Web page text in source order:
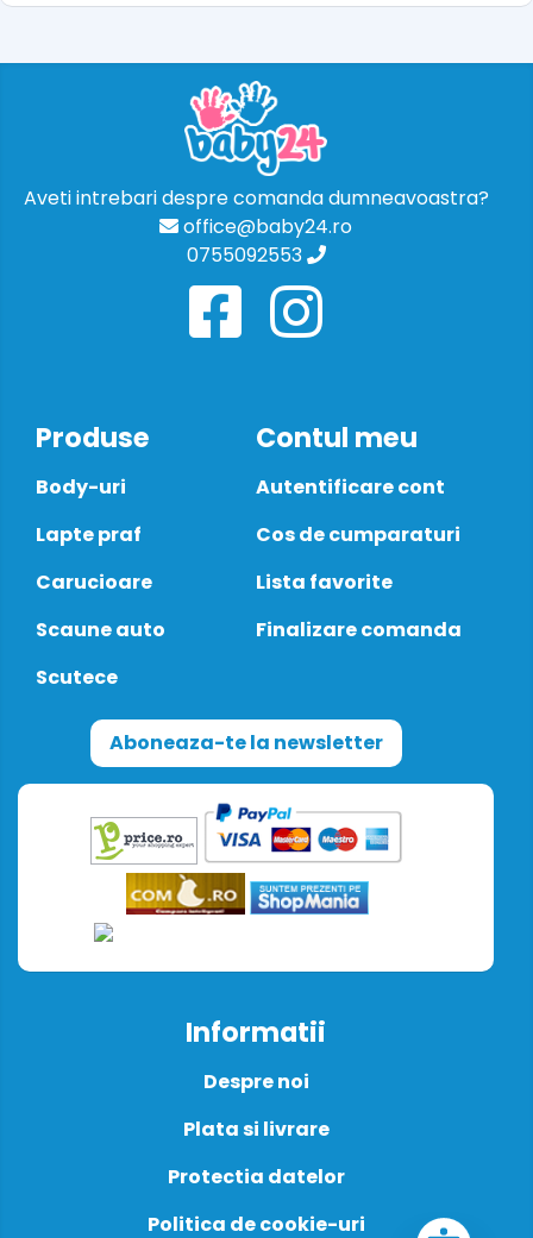
Aveti intrebari despre comanda dumneavoastra?
office@baby24.ro
0755092553
Produse
Body-uri
Lapte praf
Carucioare
Scaune auto
Scutece
Contul meu
Autentificare cont
Cos de cumparaturi
Lista favorite
Finalizare comanda
Aboneaza-te la newsletter
Informatii
Despre noi
Plata si livrare
Protectia datelor
Politica de cookie-uri